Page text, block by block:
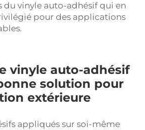
du vinyle auto-adhésif qui en
pour des applications
vinyle auto-adhésif
solution pour
extérieure
appliqués sur soi-même